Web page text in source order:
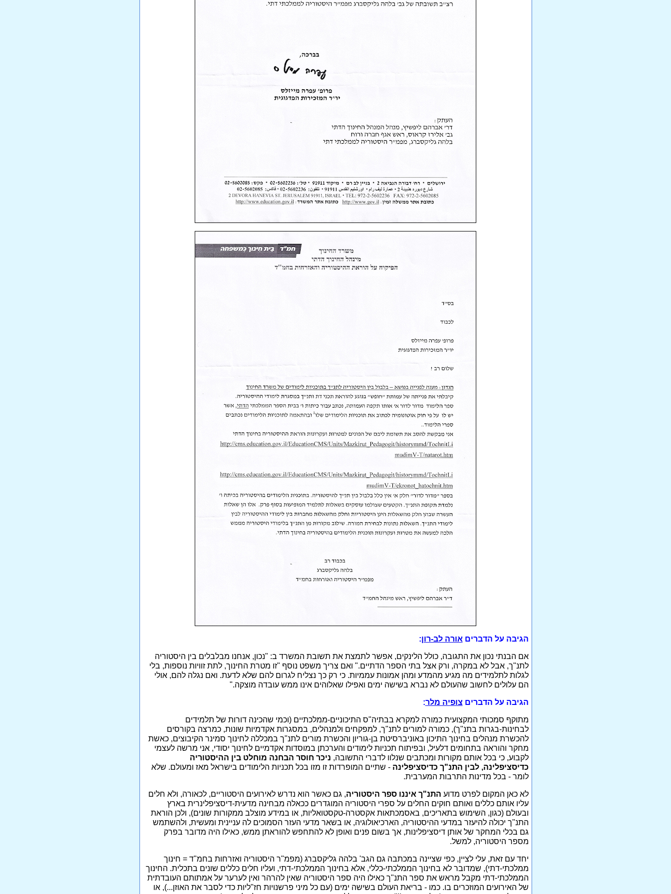
הגיבה על הדברים אורה לב-רון:
אם הבנתי נכון את התגובה, כולל הלינקים, אפשר לתמצת את תשובת המשרד ב: "נכון, אנחנו מבלבלים בין היסטוריה
לתנ"ך, אבל לא במקרה, ורק אצל בתי הספר הדתיים." ואם צריך משפט נוסף "זו מטרת החינוך, לתת זוויות נוספות, בלי
לגלות לתלמידים מה מגיע מהמדע ומהן אמונות עממיות. כי רק כך נצליח לגרום להם שלא לדעת. ואם נגלה להם, אולי
הם עלולים לחשוב שהעולם לא נברא בשישה ימים ואפילו שאלוהים אינו ממש עובדה מוצקה."
הגיבה על הדברים צופיה מלר:
מתוקף סמכותי המקצועית כמורה למקרא בבתיה"ס התיכוניים-ממלכתיים (וכמי שהכינה דורות של תלמידים
לבחינות-בגרות בתנ"ך), כמורה למורים לתנ"ך, למפקחים ולמנהלים, במסגרות אקדמיות שונות, כמרצה בקורסים
להכשרת מנהלים בחינוך התיכון באוניברסיטת בן-גוריון והכשרת מורים לתנ"ך במכללה לחינוך סמינר הקיבוצים, כאשת
מחקר והוראה בתחומים דלעיל, ובפיתוח תכניות לימודים והערכתן במוסדות אקדמיים לחינוך יסודי, אני מרשה לעצמי
לקבוע, כי בכל אותם מקורות ומכתבים שנלוו לדברי התשובה, ניכר חוסר הבחנה מוחלט בין ההיסטוריה
כדיסציפלינה, לבין התנ"ך כדיסציפלינה - שתיים המופרדות זו מזו בכל תכניות הלימודים בישראל מאז ומעולם. שלא
לומר - בכל מדינות התרבות המערבית.
לא כאן המקום לפרט מדוע התנ"ך איננו ספר היסטוריה, גם כאשר הוא נדרש לאירועים היסטוריים, לכאורה, ולא חלים
עליו אותם כללים ואותם חוקים החלים על ספרי היסטוריה המוגדרים ככאלה מבחינה מדעית-דיסציפלינרית בארץ
ובעולם (כגון, השימוש בתאריכים, באסמכתאות אקסטרה-טקסטואליות, או במידע מוצלב ממקורות שונים), ולכן הוראת
התנ"ך יכולה להיעזר במדעי ההיסטוריה, הארכיאולוגיה, או בשאר מדעי העזר הסמוכים לה עניינית ומעשית, ולהשתמש
גם בכלי המחקר של אותן דיסציפלינות, אך בשום פנים ואופן לא להתחפש להוראתן ממש, כאילו היה מדובר בפרק
מספר היסטוריה, למשל.
יחד עם זאת, עלי לציין, כפי שציינה במכתבה גם הגב' בלהה גליקסברג (מפמ"ר היסטוריה ואזרחות בחמ"ד = חינוך
ממלכתי-דתי), שמדובר לא בחינוך הממלכתי-כללי, אלא בחינוך הממלכתי-דתי, ועליו חלים כללים שונים בתכלית. החינוך
הממלכתי-דתי מקבל מראש את ספר התנ"ך כאילו היה ספר היסטוריה שאין להרהר ואין לערער על אמתותם העובדתית
של האירועים המוזכרים בו. כמו - בריאת העולם בשישה ימים (עם כל מיני פרשנויות חז"ליות כדי לסבר את האוזן...), או